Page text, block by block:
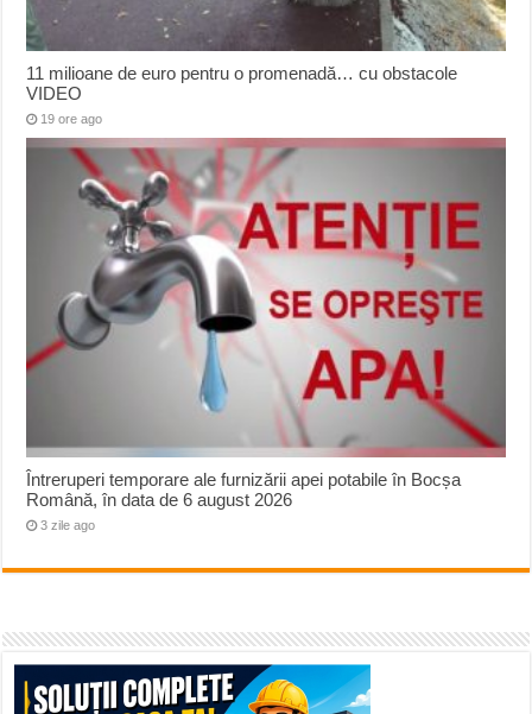
11 milioane de euro pentru o promenadă… cu obstacole
VIDEO
19 ore ago
Întreruperi temporare ale furnizării apei potabile în Bocșa
Română, în data de 6 august 2026
3 zile ago